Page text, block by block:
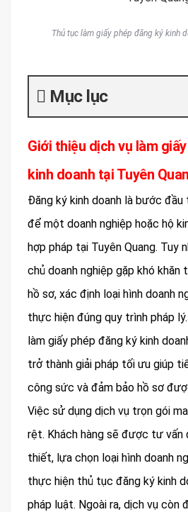
Thủ tục làm giấy phép đăng ký kinh
Mục lục
Giới thiệu dịch vụ làm
kinh doanh tại Tuyên
Đăng ký kinh doanh là bước đầu
để một doanh nghiệp hoặc hộ
hợp pháp tại Tuyên Quang. Tuy
chủ doanh nghiệp gặp khó khăn
hồ sơ, xác định loại hình doanh
thực hiện đúng quy trình pháp
làm giấy phép đăng ký kinh
trở thành giải pháp tối ưu giúp
công sức và đảm bảo hồ sơ
Việc sử dụng dịch vụ trọn gói
rệt. Khách hàng sẽ được tư vấn
thiết, lựa chọn loại hình doanh
thực hiện thủ tục đăng ký kinh
pháp luật. Ngoài ra, dịch vụ